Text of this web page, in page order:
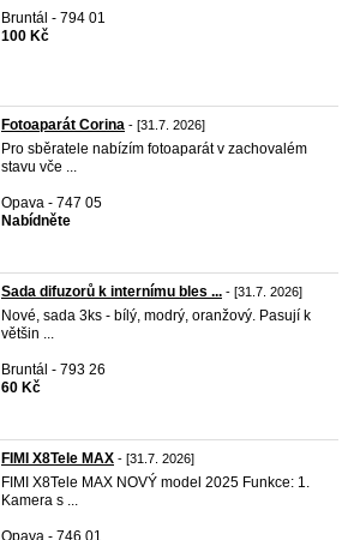
Bruntál - 794 01
100 Kč
Fotoaparát Corina - [31.7. 2026]
Pro sběratele nabízím fotoaparát v zachovalém
stavu vče ...
Opava - 747 05
Nabídněte
Sada difuzorů k internímu bles ... - [31.7. 2026]
Nové, sada 3ks - bílý, modrý, oranžový. Pasují k
většin ...
Bruntál - 793 26
60 Kč
FIMI X8Tele MAX - [31.7. 2026]
FIMI X8Tele MAX NOVÝ model 2025 Funkce: 1.
Kamera s ...
Opava - 746 01